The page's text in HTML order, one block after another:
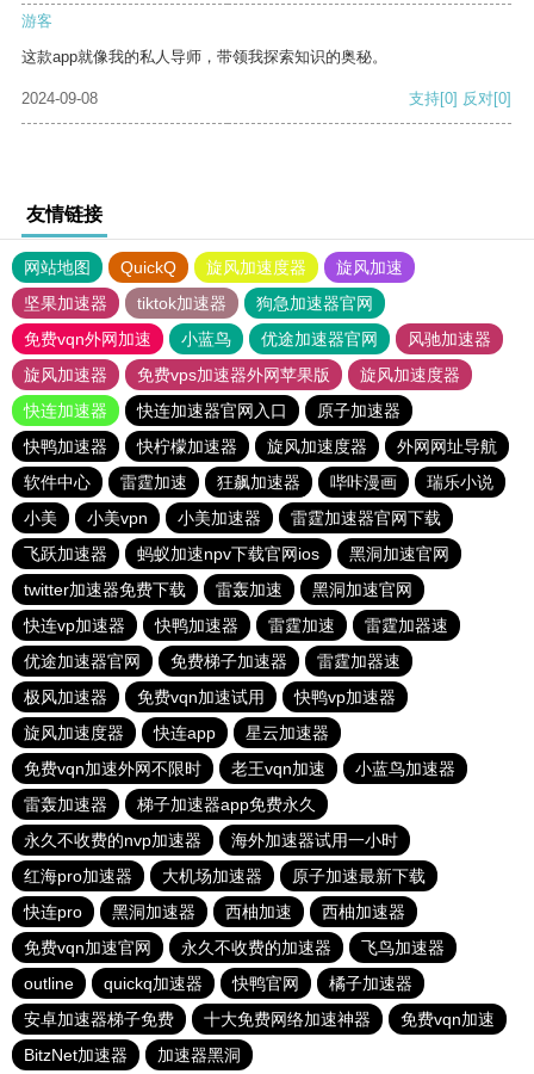
游客
这款app就像我的私人导师，带领我探索知识的奥秘。
2024-09-08 支持[0] 反对[0]
友情链接
网站地图 QuickQ 旋风加速度器
旋风加速
坚果加速器
tiktok加速器
狗急加速器官网
免费vqn外网加速
小蓝鸟 优途加速器官网
风驰加速器
旋风加速器
免费vps加速器外网苹果版
旋风加速度器
快连加速器
快连加速器官网入口
原子加速器
快鸭加速器
快柠檬加速器 旋风加速度器
外网网址导航
软件中心
雷霆加速 狂飙加速器 哔咔漫画
瑞乐小说
小美
小美vpn 小美加速器
雷霆加速器官网下载
飞跃加速器
蚂蚁加速npv下载官网ios
黑洞加速官网
twitter加速器免费下载
雷轰加速
黑洞加速官网
快连vp加速器
快鸭加速器 雷霆加速
雷霆加器速
优途加速器官网
免费梯子加速器
雷霆加器速
极风加速器
免费vqn加速试用
快鸭vp加速器
旋风加速度器
快连app
星云加速器
免费vqn加速外网不限时
老王vqn加速
小蓝鸟加速器
雷轰加速器
梯子加速器app免费永久
永久不收费的nvp加速器
海外加速器试用一小时
红海pro加速器
大机场加速器
原子加速最新下载
快连pro
黑洞加速器 西柚加速
西柚加速器
免费vqn加速官网
永久不收费的加速器
飞鸟加速器
outline
quickq加速器 快鸭官网
橘子加速器
安卓加速器梯子免费
十大免费网络加速神器
免费vqn加速
BitzNet加速器
加速器黑洞